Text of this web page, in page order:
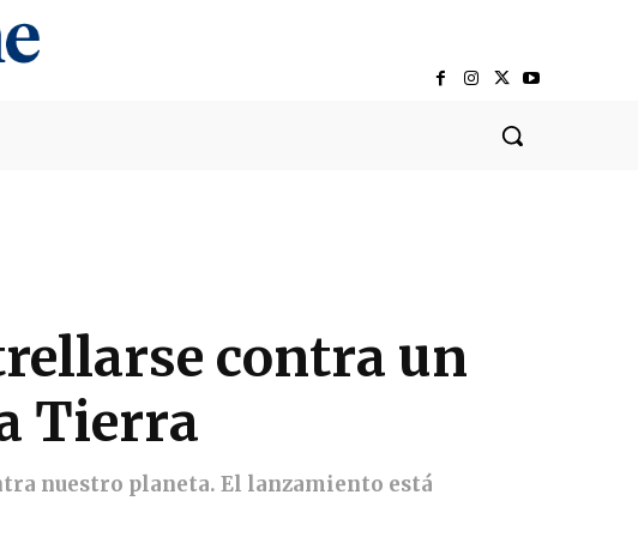
contra un
Tierra
nuestro planeta. El lanzamiento está